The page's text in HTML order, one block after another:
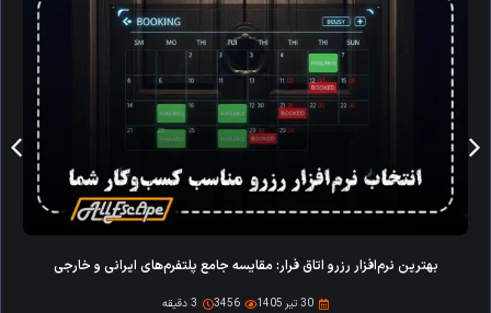
بهترین نرم‌افزار رزرو اتاق فرار: مقایسه جامع پلتفرم‌های ایرانی و خارجی
30 تیر 1405 3456 3 دقیقه